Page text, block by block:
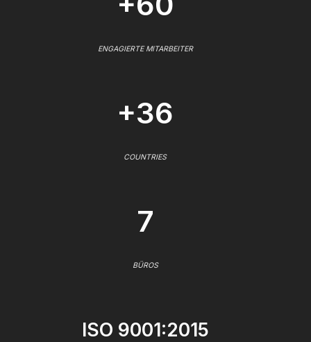
ENGAGIERTE MITARBEITER
+36
COUNTRIES
7
BÜROS
ISO 9001:2015